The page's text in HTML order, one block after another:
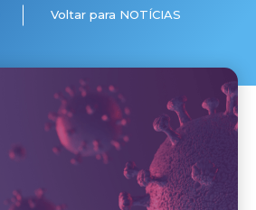
Voltar para NOTÍCIAS